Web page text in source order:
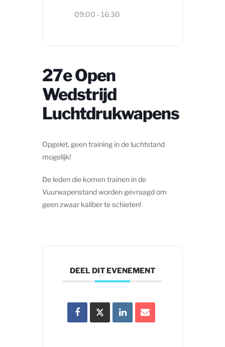
09:00 - 16:30
27e Open
Wedstrijd
Luchtdrukwapens
Opgelet, geen training in de luchtstand
mogelijk!
De leden die komen trainen in de
Vuurwapenstand worden gevraagd om
geen zwaar kaliber te schieten!
DEEL DIT EVENEMENT